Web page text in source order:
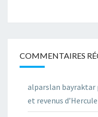
COMMENTAIRES
alparslan bayraktar
et revenus